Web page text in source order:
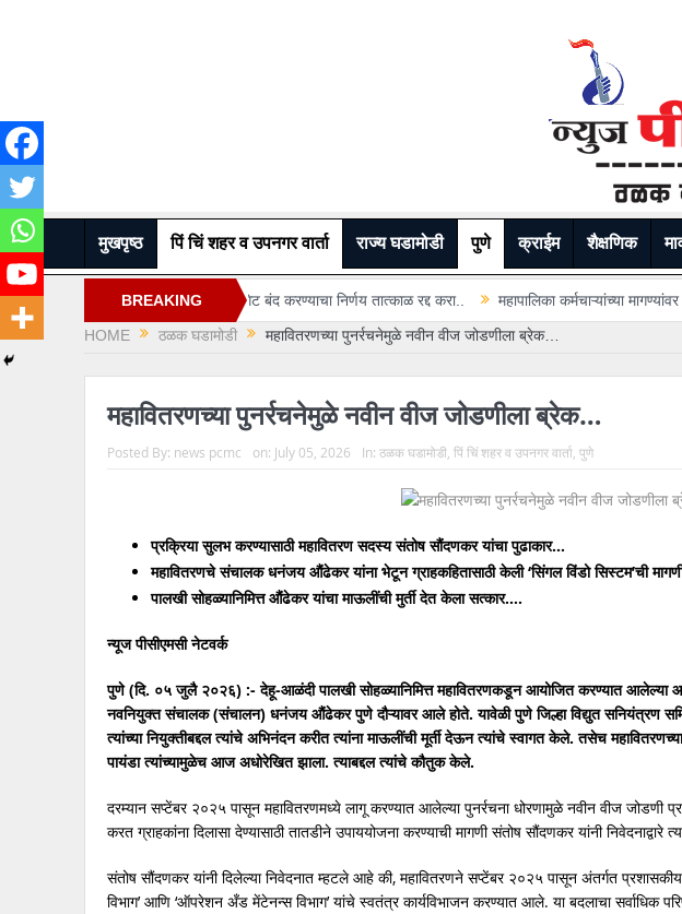
मुखपृष्ठ पिं चिं शहर व उपनगर वार्ता राज्य घडामोडी पुणे क्राईम शैक्षणिक
BREAKING
NEWS
कासारवाडी रेल्वे गेट बंद करण्याचा निर्णय तात्काळ रद्द करा.. महापालिका कर्मचाऱ्यांच्या मागण्यांवर प्रशासन सकारात्मक…
HOME
ठळक घडामोडी महावितरणच्या पुनर्रचनेमुळे नवीन वीज जोडणीला ब्रेक…
महावितरणच्या पुनर्रचनेमुळे नवीन वीज जोडणीला ब्रेक…
Posted By: news pcmc on: July 05, 2026 In: ठळक घडामोडी, पिं चिं शहर व उपनगर वार्ता, पुणे
प्रक्रिया सुलभ करण्यासाठी महावितरण सदस्य संतोष सौंदणकर यांचा पुढाकार…
महावितरणचे संचालक धनंजय औंढेकर यांना भेटून ग्राहकहितासाठी केली ‘सिंगल विंडो सिस्टम’ची
पालखी सोहळ्यानिमित्त औंढेकर यांचा माऊलींची मुर्ती देत केला सत्कार….
न्यूज पीसीएमसी नेटवर्क
पुणे (दि. ०५ जुलै २०२६) :-देहू-आळंदी पालखी सोहळ्यानिमित्त महावितरणकडून आयोजित करण्यात आलेल्या
नवनियुक्त संचालक (संचालन) धनंजय औंढेकर पुणे दौऱ्यावर आले होते. यावेळी पुणे जिल्हा विद्युत सनियंत्रण
त्यांच्या नियुक्तीबद्दल त्यांचे अभिनंदन करीत त्यांना माऊलींची मूर्ती देऊन त्यांचे स्वागत केले. तसेच
पायंडा त्यांच्यामुळेच आज अधोरेखित झाला. त्याबद्दल त्यांचे कौतुक केले.
दरम्यान सप्टेंबर २०२५ पासून महावितरणमध्ये लागू करण्यात आलेल्या पुनर्रचना धोरणामुळे नवीन वीज जोडणी
करत ग्राहकांना दिलासा देण्यासाठी तातडीने उपाययोजना करण्याची मागणी संतोष सौंदणकर यांनी निवेदनाद्वारे
संतोष सौंदणकर यांनी दिलेल्या निवेदनात म्हटले आहे की, महावितरणने सप्टेंबर २०२५ पासून अंतर्गत प्रशासकीय
विभाग’ आणि ‘ऑपरेशन अँड मेंटेनन्स विभाग’ यांचे स्वतंत्र कार्यविभाजन करण्यात आले. या बदलाचा सर्वाधिक